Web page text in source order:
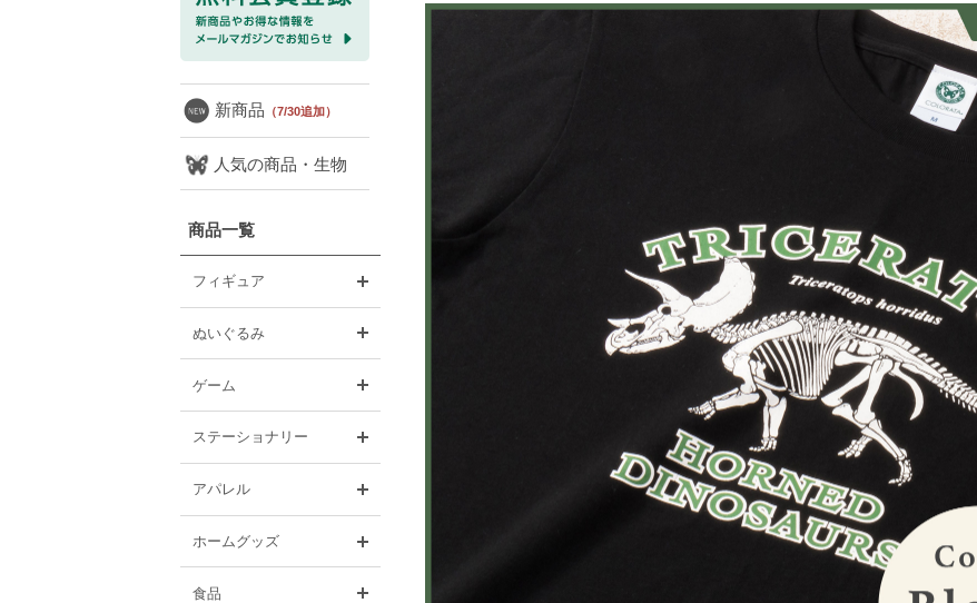
新商品 （7/30追加）
人気の商品・生物
商品一覧
フィギュア
ぬいぐるみ
ゲーム
ステーショナリー
アパレル
ホームグッズ
食品